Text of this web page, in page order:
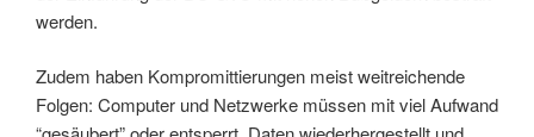
werden.
Zudem haben Kompromittierungen meist weitreichende
Folgen: Computer und Netzwerke müssen mit viel Aufwand